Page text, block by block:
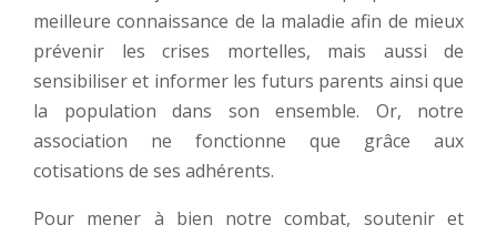
meilleure connaissance de la maladie afin de mieux
prévenir les crises mortelles, mais aussi de
sensibiliser et informer les futurs parents ainsi que
la population dans son ensemble. Or, notre
association ne fonctionne que grâce aux
cotisations de ses adhérents.
Pour mener à bien notre combat, soutenir et